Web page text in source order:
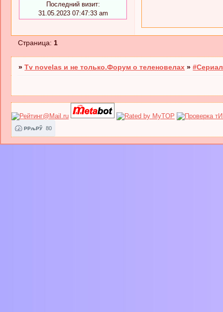
Последний визит:
31.05.2023 07:47:33 am
Страница: 1
»Tv novelas и не только.Форум о теленовелах »
РРљРЎ 80